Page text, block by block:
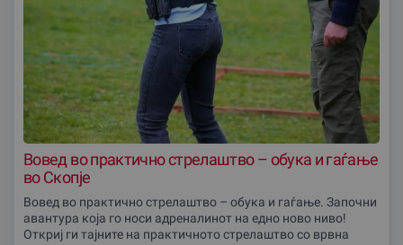
Вовед во практично стрелаштво – обука и гаѓање
во Скопjе
Вовед во практично стрелаштво – обука и гаѓање. Започни
авантура која го носи адреналинот на едно ново ниво!
Откриј ги тајните на практичното стрелаштво со врвна